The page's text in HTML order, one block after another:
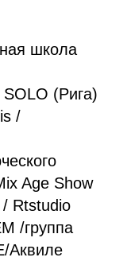
школа
(Рига)
/
Age Show
/ Rtstudio
/группа
Аквиле